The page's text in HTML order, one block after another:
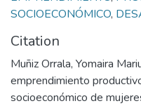
SOCIOECONÓMICO,
Citation
Muñiz Orrala, Yomaira
emprendimiento
socioeconómico de